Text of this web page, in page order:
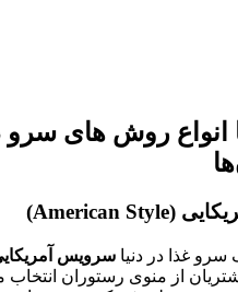
انواع روش های سرو
(American Style)
سرو غذا در دنیا سرویس
از منوی رستوران